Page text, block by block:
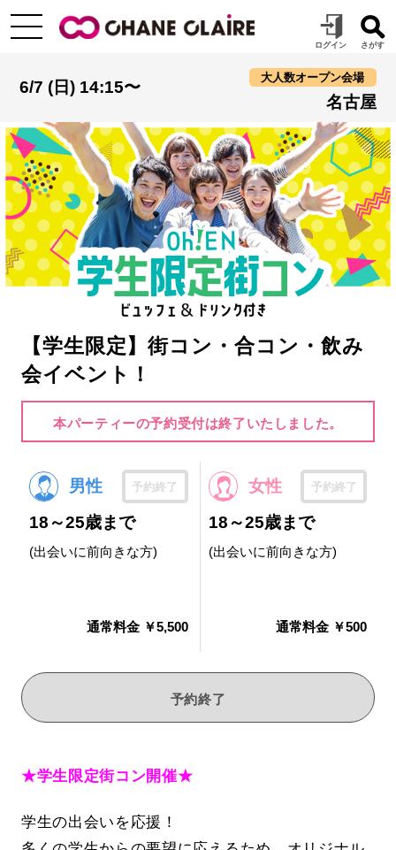
6/7 (日) 14:15〜
大人数オープン会場
名古屋
【学生限定】街コン・合コン・飲み
会イベント！
本パーティーの予約受付は終了いたしました。
男性 予約終了
18～25歳まで
(出会いに前向きな方)
通常料金 ￥5,500
女性 予約終了
18～25歳まで
(出会いに前向きな方)
通常料金 ￥500
予約終了
★学生限定街コン開催★
学生の出会いを応援！